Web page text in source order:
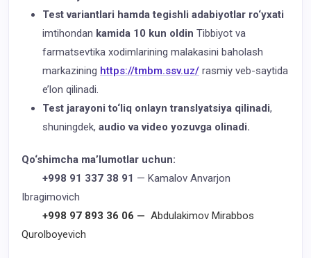
Test variantlari hamda tegishli adabiyotlar ro‘yxati
imtihondan kamida 10 kun oldin Tibbiyot va
farmatsevtika xodimlarining malakasini baholash
markazining https://tmbm.ssv.uz/ rasmiy veb-saytida
e’lon qilinadi.
Test jarayoni to‘liq onlayn translyatsiya qilinadi,
shuningdek, audio va video yozuvga olinadi.
Qo‘shimcha ma’lumotlar uchun:
+998 91 337 38 91 — Kamalov Anvarjon
Ibragimovich
+998 97 893 36 06 — Abdulakimov Mirabbos
Qurolboyevich